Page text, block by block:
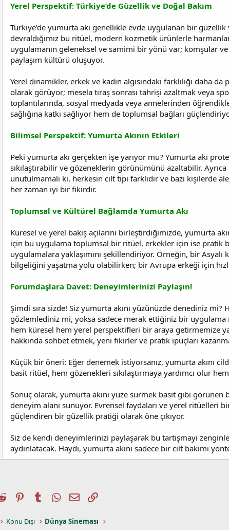
Yerel Perspektif: Türkiye’de Güzellik ve Doğal Bakım
Türkiye’de yumurta akı genellikle evde uygulanan bir
devraldığımız bu ritüel, modern kozmetik ürünlerle
uygulamanın geleneksel ve samimi bir yönü var; komşular
paylaşım kültürü oluşuyor.
Yerel dinamikler, erkek ve kadın algısındaki farklılığı daha
olarak görüyor; mesela tıraş sonrası tahrişi azaltmak veya
toplantılarında, sosyal medyada veya annelerinden
sağlığına katkı sağlıyor hem de toplumsal bağları
Bilimsel Perspektif: Yumurta Akının Etkileri
Peki yumurta akı gerçekten işe yarıyor mu? Yumurta akı
sıkılaştırabilir ve gözeneklerin görünümünü azaltabilir.
unutulmamalı ki, herkesin cilt tipi farklıdır ve bazı kişilerde
her zaman iyi bir fikirdir.
Toplumsal ve Kültürel Bağlamda Yumurta Akı
Küresel ve yerel bakış açılarını birleştirdiğimizde, yumurta
için bu uygulama toplumsal bir ritüel, erkekler için ise pratik
uygulamalara yaklaşımını şekillendiriyor. Örneğin, bir
bilgeliğini yaşatma yolu olabilirken; bir Avrupa erkeği için
Forumdaşlara Davet: Deneyimlerinizi Paylaşın!
Şimdi sıra sizde! Siz yumurta akını yüzünüzde denediniz
gözlemlediniz mi, yoksa sadece merak ettiğiniz bir
hem küresel hem yerel perspektifleri bir araya getirmemize
hakkında sohbet etmek, yeni fikirler ve pratik ipuçları
Küçük bir öneri: Eğer denemek istiyorsanız, yumurta akını
basit ritüel, hem gözenekleri sıkılaştırmaya yardımcı olur
Sonuç olarak, yumurta akını yüze sürmek basit gibi
deneyim alanı sunuyor. Evrensel faydaları ve yerel ritüelleri
güçlendiren bir güzellik pratiği olarak öne çıkıyor.
Siz de kendi deneyimlerinizi paylaşarak bu tartışmayı
aydınlatacak. Haydi, yumurta akını sadece bir cilt bakımı
Reddit PinterestTumblrWhatsApp
E-postaLink
Konu Dışı Dünya Sineması